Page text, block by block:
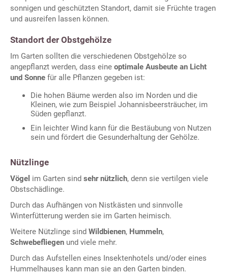
sonnigen und geschützten Standort, damit sie Früchte tragen
und ausreifen lassen können.
Standort der Obstgehölze
Im Garten sollten die verschiedenen Obstgehölze so
angepflanzt werden, dass eine optimale Ausbeute an Licht
und Sonne für alle Pflanzen gegeben ist:
Die hohen Bäume werden also im Norden und die
Kleinen, wie zum Beispiel Johannisbeersträucher, im
Süden gepflanzt.
Ein leichter Wind kann für die Bestäubung von Nutzen
sein und fördert die Gesunderhaltung der Gehölze.
Nützlinge
Vögel im Garten sind sehr nützlich, denn sie vertilgen viele
Obstschädlinge.
Durch das Aufhängen von Nistkästen und sinnvolle
Winterfütterung werden sie im Garten heimisch.
Weitere Nützlinge sind Wildbienen, Hummeln,
Schwebefliegen und viele mehr.
Durch das Aufstellen eines Insektenhotels und/oder eines
Hummelhauses kann man sie an den Garten binden.